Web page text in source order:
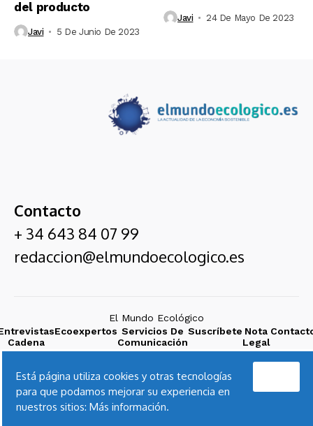
del producto
Javi 5 De Junio De 2023
Javi 24 De Mayo De 2023
Contacto
+ 34 643 84 07 99
redaccion@elmundoecologico.es
El Mundo Ecológico
Cadena
SER
Ecoexpertos Servicios De
Comunicación
Suscríbete Nota
Legal
Está página utiliza cookies y otras tecnologías
para que podamos mejorar su experiencia en
nuestros sitios: Más información.